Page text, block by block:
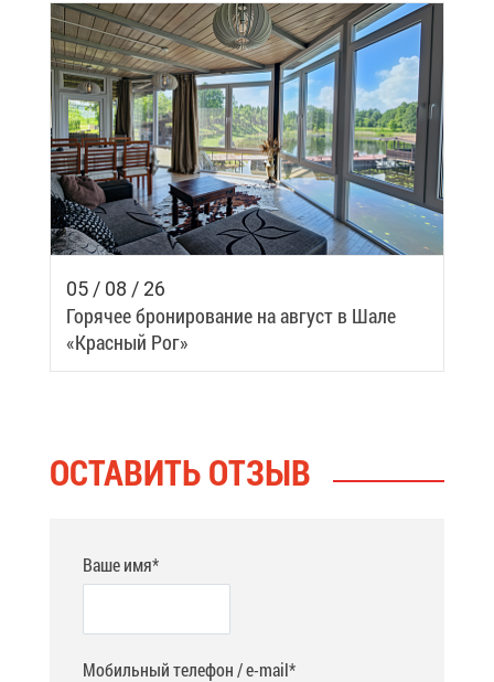
05 / 08 / 26
Го­ря­чее бро­ни­ро­ва­ние на ав­густ в Ша­ле
«Крас­ный Рог»
ОСТА­ВИТЬ ОТ­ЗЫВ
Ваше имя*
Мобильный телефон / e-mail*